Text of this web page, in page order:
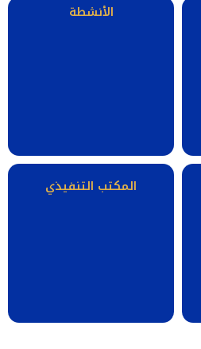
الأنشطة
المكتب التنفيذي